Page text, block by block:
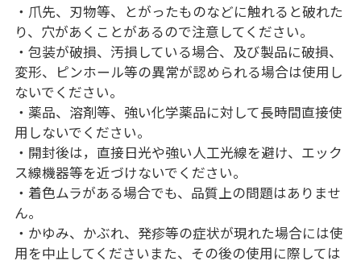
・爪先、刃物等、とがったものなどに触れると破れた
り、穴があくことがあるので注意してください。
・包装が破損、汚損している場合、及び製品に破損、
変形、ピンホール等の異常が認められる場合は使用し
ないでください。
・薬品、溶剤等、強い化学薬品に対して長時間直接使
用しないでください。
・開封後は，直接日光や強い人工光線を避け、エック
ス線機器等を近づけないでください。
・着色ムラがある場合でも、品質上の問題はありませ
ん。
・かゆみ、かぶれ、発疹等の症状が現れた場合には使
用を中止してくださいまた、その後の使用に際しては